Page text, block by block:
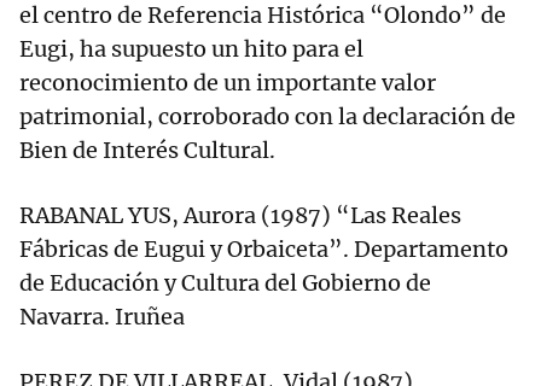
el centro de Referencia Histórica “Olondo” de
Eugi, ha supuesto un hito para el
reconocimiento de un importante valor
patrimonial, corroborado con la declaración de
Bien de Interés Cultural.
RABANAL YUS, Aurora (1987) “Las Reales
Fábricas de Eugui y Orbaiceta”. Departamento
de Educación y Cultura del Gobierno de
Navarra. Iruñea